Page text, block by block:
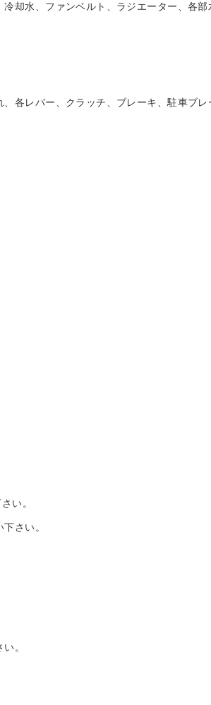
却水、ファンベルト、ラジエーター、各
各レバー、クラッチ、ブレーキ、駐車ブ
い。
さい。
。